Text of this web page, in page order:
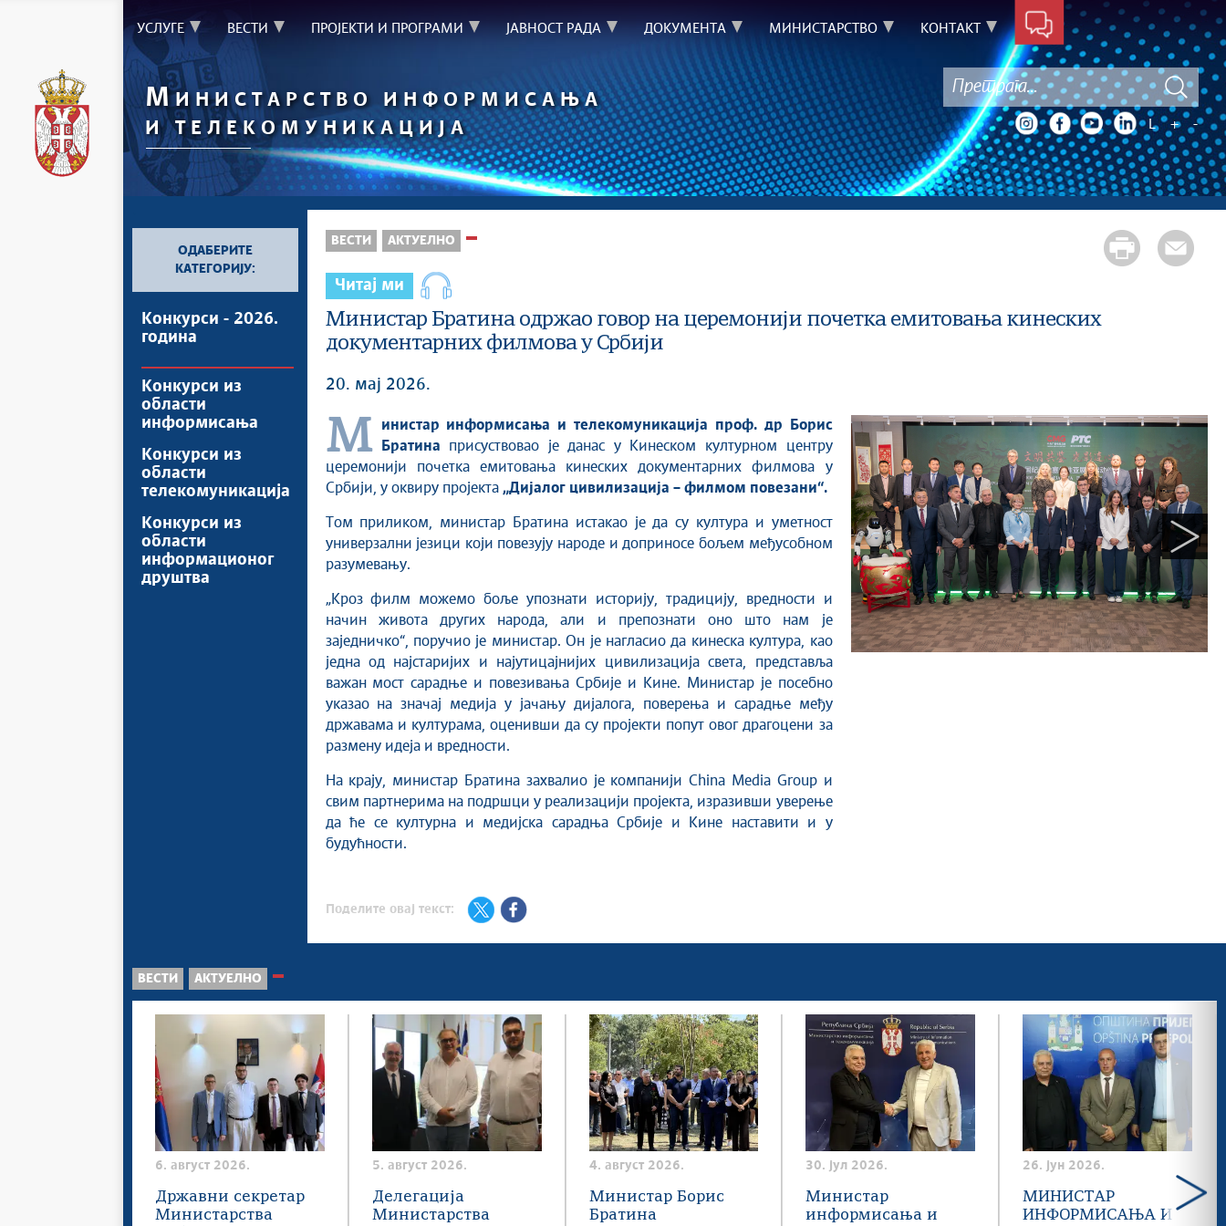
УСЛУГЕ ВЕСТИ ПРОЈЕКТИ И ПРОГРАМИ ЈАВНОСТ РАДА ДОКУМЕНТА МИНИСТАРСТВО КОНТАКТ
МИНИСТАРСТВО ИНФОРМИСАЊА
И ТЕЛЕКОМУНИКАЦИЈА
L + -
ОДАБЕРИТЕ
КАТЕГОРИЈУ:
Конкурси - 2026.
година
Конкурси из
области
информисања
Конкурси из
области
телекомуникација
Конкурси из
области
информационог
друштва
ВЕСТИ АКТУЕЛНО
Читај ми
Министар Братина одржао говор на церемонији почетка емитовања кинеских
документарних филмова у Србији
20. мај 2026.
Министар информисања и телекомуникација проф. др Борис Братина присуствовао је данас у Кинеском културном центру
церемонији почетка емитовања кинеских документарних филмова у
Србији, у оквиру пројекта „Дијалог цивилизација – филмом повезани“.
Том приликом, министар Братина истакао је да су култура и уметност
универзални језици који повезују народе и доприносе бољем међусобном
разумевању.
„Кроз филм можемо боље упознати историју, традицију, вредности и
начин живота других народа, али и препознати оно што нам је
заједничко“, поручио је министар. Он је нагласио да кинеска култура, као
једна од најстаријих и најутицајнијих цивилизација света, представља
важан мост сарадње и повезивања Србије и Кине. Министар је посебно
указао на значај медија у јачању дијалога, поверења и сарадње међу
државама и културама, оценивши да су пројекти попут овог драгоцени за
размену идеја и вредности.
На крају, министар Братина захвалио је компанији China Media Group и
свим партнерима на подршци у реализацији пројекта, изразивши уверење
да ће се културна и медијска сарадња Србије и Кине наставити и у
будућности.
Поделите овај текст:
ВЕСТИ АКТУЕЛНО
6. август 2026.
Државни секретар
Министарства
5. август 2026.
Делегација
Министарства
4. август 2026.
Министар Борис
Братина
30. јул 2026.
Министар
информисања и
26. јун 2026.
МИНИСТАР
ИНФОРМИСАЊА И